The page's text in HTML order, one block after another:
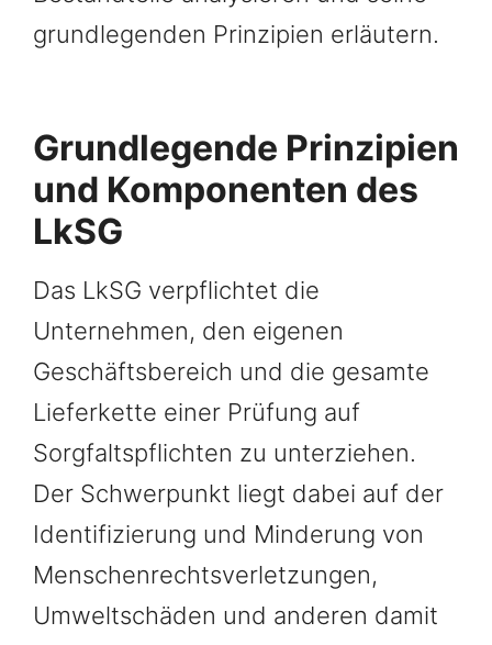
grundlegenden Prinzipien erläutern.
Grundlegende Prinzipien
und Komponenten des
LkSG
Das LkSG verpflichtet die
Unternehmen, den eigenen
Geschäftsbereich und die gesamte
Lieferkette einer Prüfung auf
Sorgfaltspflichten zu unterziehen.
Der Schwerpunkt liegt dabei auf der
Identifizierung und Minderung von
Menschenrechtsverletzungen,
Umweltschäden und anderen damit